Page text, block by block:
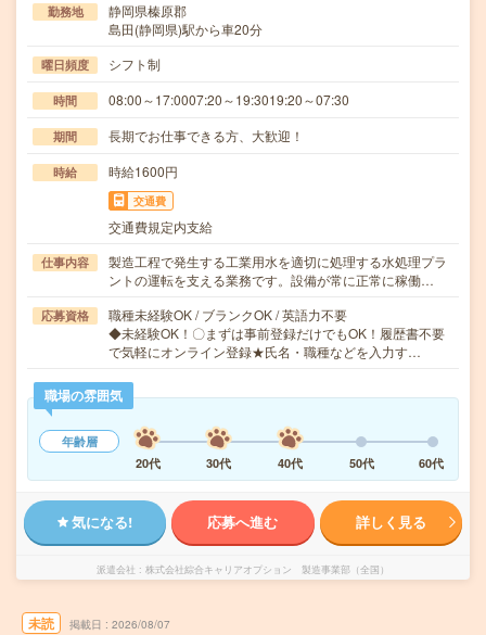
勤務地
静岡県榛原郡
島田(静岡県)駅から車20分
曜日頻度 シフト制
時間 08:00～17:0007:20～19:3019:20～07:30
期間 長期でお仕事できる方、大歓迎！
時給 時給1600円
交通費
交通費規定内支給
仕事内容
製造工程で発生する工業用水を適切に処理する水処理プラ
ントの運転を支える業務です。設備が常に正常に稼働…
応募資格
職種未経験OK / ブランクOK / 英語力不要
◆未経験OK！〇まずは事前登録だけでもOK！履歴書不要
で気軽にオンライン登録★氏名・職種などを入力す…
職場の雰囲気
年齢層
20代
30代 40代 50代 60代
気になる! 応募へ進む 詳しく見る
派遣会社 株式会社綜合キャリアオプション 製造事業部（全国）
未読 掲載日 2026/08/07